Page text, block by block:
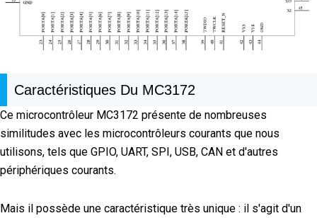
Caractéristiques Du MC3172
Ce microcontrôleur MC3172 présente de nombreuses
similitudes avec les microcontrôleurs courants que nous
utilisons, tels que GPIO, UART, SPI, USB, CAN et d'autres
périphériques courants.
Mais il possède une caractéristique très unique : il s'agit d'un